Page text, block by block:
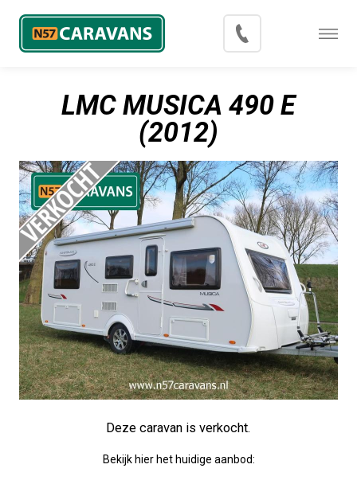
LMC MUSICA 490 E
(2012)
Deze caravan is verkocht.
Bekijk hier het huidige aanbod:
Menu
Export
Contact
Over N57 Caravans